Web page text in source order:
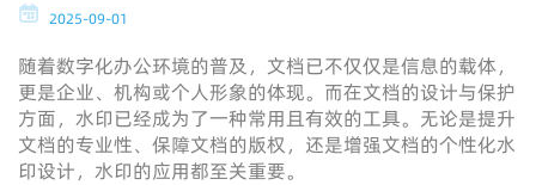
2025-09-01
随着数字化办公环境的普及，文档已不仅仅是信息的载体，
更是企业、机构或个人形象的体现。而在文档的设计与保护
方面，水印已经成为了一种常用且有效的工具。无论是提升
文档的专业性、保障文档的版权，还是增强文档的个性化水
印设计，水印的应用都至关重要。